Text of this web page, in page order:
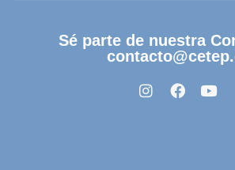
Sé parte de nuestra